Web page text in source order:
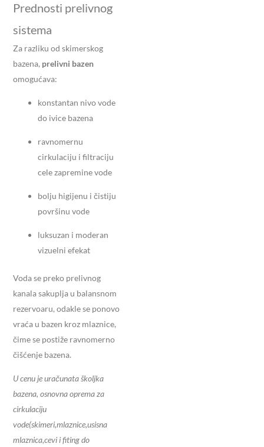
Prednosti prelivnog
sistema
Za razliku od skimerskog
bazena, prelivni bazen
omogućava:
konstantan nivo vode
do ivice bazena
ravnomernu
cirkulaciju i filtraciju
cele zapremine vode
bolju higijenu i čistiju
površinu vode
luksuzan i moderan
vizuelni efekat
Voda se preko prelivnog
kanala sakuplja u balansnom
rezervoaru, odakle se ponovo
vraća u bazen kroz mlaznice,
čime se postiže ravnomerno
čišćenje bazena.
U cenu je uračunata školjka
bazena, osnovna oprema za
cirkulaciju
vode(skimeri,mlaznice,usisna
mlaznica,cevi i fiting do